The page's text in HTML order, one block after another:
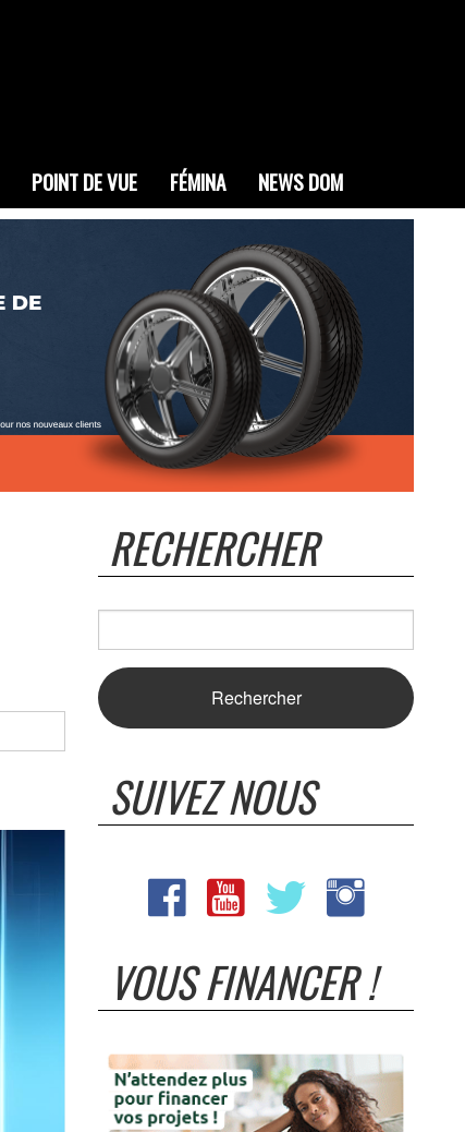
POINT DE VUE FÉMINA NEWS DOM
RECHERCHER
SUIVEZ NOUS
VOUS FINANCER !